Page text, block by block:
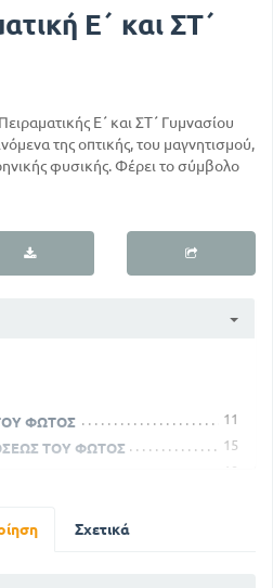
Ε΄ και ΣΤ΄
Ε΄ και ΣΤ΄ Γυμνασίου
της οπτικής, του μαγνητισμού,
φυσικής. Φέρει το σύμβολο
ΦΩΤΟΣ
11
ΤΟΥ ΦΩΤΟΣ
15
19
ΚΑΤΟΠΤΡΑΣχετικά